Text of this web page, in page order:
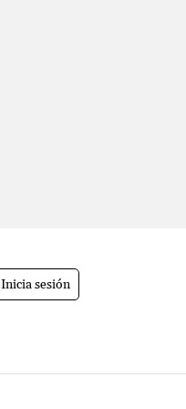
Inicia sesión